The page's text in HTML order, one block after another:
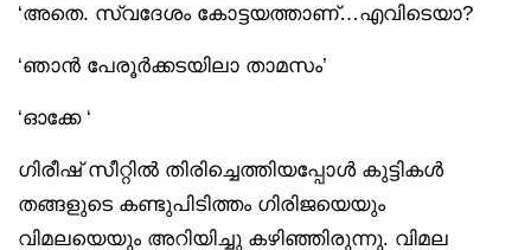
‘അതെ. സ്വദേശം കോട്ടയത്താണ്…എവിടെയാ?
‘ഞാൻ പേരൂർക്കടയിലാ താമസം’
‘ഓക്കേ ‘
ഗിരീഷ് സീറ്റിൽ തിരിച്ചെത്തിയപ്പോൾ കുട്ടികൾ
തങ്ങളുടെ കണ്ടുപിടിത്തം ഗിരിജയെയും
വിമലയെയും അറിയിച്ചു കഴിഞ്ഞിരുന്നു. വിമല